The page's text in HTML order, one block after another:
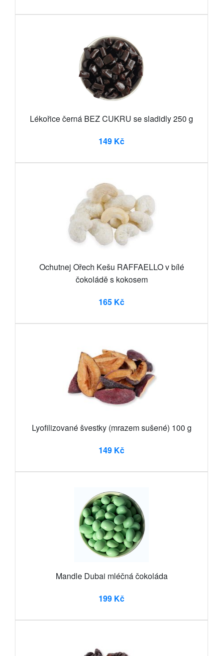
Lékořice černá BEZ CUKRU se sladidly 250 g
149 Kč
Ochutnej Ořech Kešu RAFFAELLO v bílé
čokoládě s kokosem
165 Kč
Lyofilizované švestky (mrazem sušené) 100 g
149 Kč
Mandle Dubai mléčná čokoláda
199 Kč